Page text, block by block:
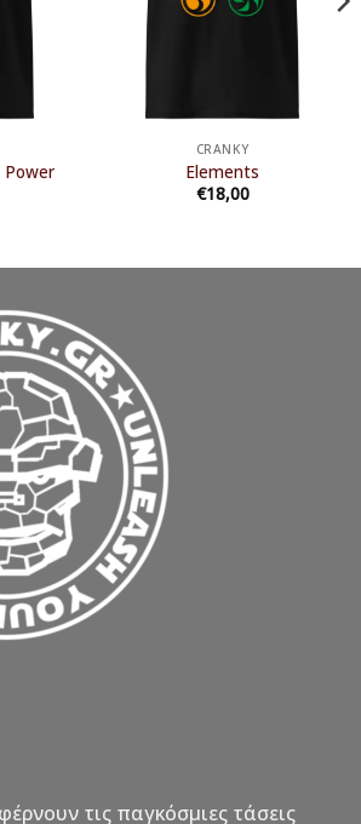
Power
CRANKY
Elements
€18,00
τις παγκόσμιες τάσεις